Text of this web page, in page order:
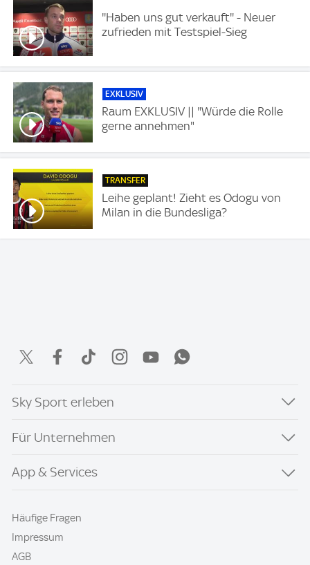
''Haben uns gut verkauft'' - Neuer
zufrieden mit Testspiel-Sieg
EXKLUSIV
Raum EXKLUSIV || "Würde die Rolle
gerne annehmen"
TRANSFER
Leihe geplant! Zieht es Odogu von
Milan in die Bundesliga?
Sky Sport erleben
Für Unternehmen
App & Services
Häufige Fragen
Impressum
AGB